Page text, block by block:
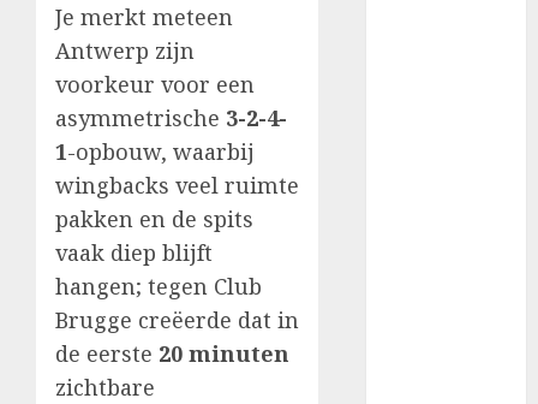
Je merkt meteen
Antwerp zijn
voorkeur voor een
asymmetrische 3-2-4-
1-opbouw, waarbij
wingbacks veel ruimte
pakken en de spits
vaak diep blijft
hangen; tegen Club
Brugge creëerde dat in
de eerste 20 minuten
zichtbare